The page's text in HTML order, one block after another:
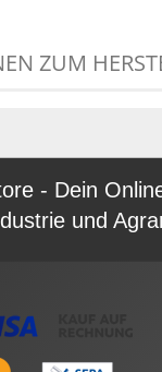
ZUM
- Dein
und